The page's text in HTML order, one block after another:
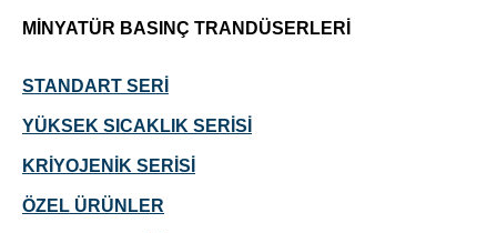
MİNYATÜR BASINÇ TRANDÜSERLERİ
STANDART SERİ
YÜKSEK SICAKLIK SERİSİ
KRİYOJENİK SERİSİ
ÖZEL ÜRÜNLER